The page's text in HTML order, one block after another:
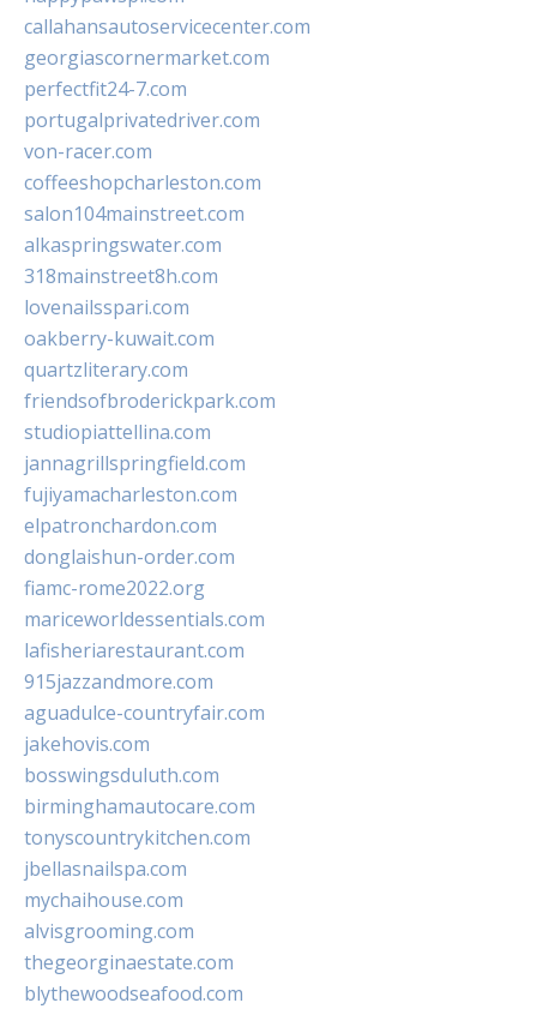
callahansautoservicecenter.com
georgiascornermarket.com
perfectfit24-7.com
portugalprivatedriver.com
von-racer.com
coffeeshopcharleston.com
salon104mainstreet.com
alkaspringswater.com
318mainstreet8h.com
lovenailsspari.com
oakberry-kuwait.com
quartzliterary.com
friendsofbroderickpark.com
studiopiattellina.com
jannagrillspringfield.com
fujiyamacharleston.com
elpatronchardon.com
donglaishun-order.com
fiamc-rome2022.org
mariceworldessentials.com
lafisheriarestaurant.com
915jazzandmore.com
aguadulce-countryfair.com
jakehovis.com
bosswingsduluth.com
birminghamautocare.com
tonyscountrykitchen.com
jbellasnailspa.com
mychaihouse.com
alvisgrooming.com
thegeorginaestate.com
blythewoodseafood.com